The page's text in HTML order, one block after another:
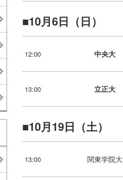
10月6日（日）
12:00 中央大
13:00 立正大
10月19日（土）
13:00 関東学院大